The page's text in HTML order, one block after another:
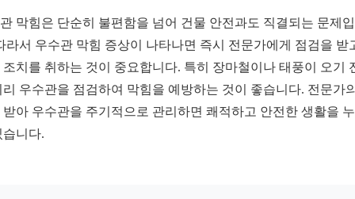
막힘은 단순히 불편함을 넘어 건물 안전과도 직결되는 문제
라서 우수관 막힘 증상이 나타나면 즉시 전문가에게 점검을 받
조치를 취하는 것이 중요합니다. 특히 장마철이나 태풍이 오기
리 우수관을 점검하여 막힘을 예방하는 것이 좋습니다. 전문가
받아 우수관을 주기적으로 관리하면 쾌적하고 안전한 생활을
습니다.